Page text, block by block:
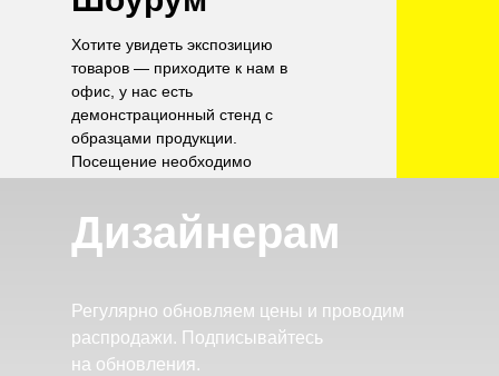
Хотите увидеть экспозицию
товаров — приходите к нам в
офис, у нас есть
демонстрационный стенд с
образцами продукции.
Посещение необходимо
Дизайнерам
Регулярно обновляем цены и проводим
распродажи. Подписывайтесь
на обновления.